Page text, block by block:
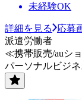
未経験OK
詳細を見る
応募
派遣労働者
≪携帯販売/auシ
パーソナルビジ